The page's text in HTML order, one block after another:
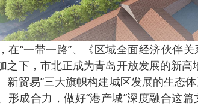
在“一带一路”、《区域全面经济伙伴
之下，市北正成为青岛开放发展的新高
新贸易”三大旗帜构建城区发展的生态
形成合力，做好“港产城”深度融合这